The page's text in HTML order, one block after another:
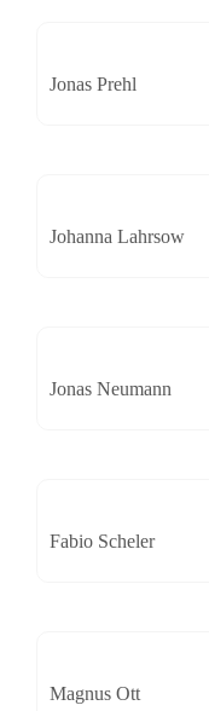
Jonas Prehl
Johanna Lahrsow
Jonas Neumann
Fabio Scheler
Magnus Ott